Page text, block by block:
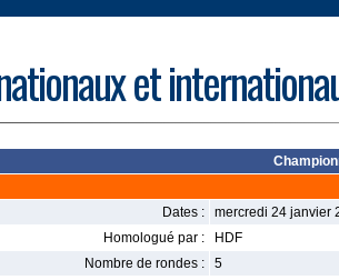
et
Dates :
mercredi 24 janvier
Homologué par :
HDF
Nombre de rondes :
5